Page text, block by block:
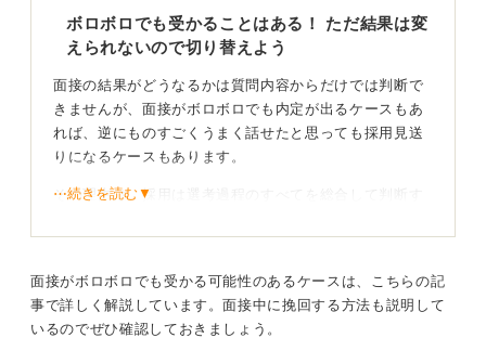
ボロボロでも受かることはある！ ただ結果は変
えられないので切り替えよう
面接の結果がどうなるかは質問内容からだけでは判断で
きませんが、面接がボロボロでも内定が出るケースもあ
れば、逆にものすごくうまく話せたと思っても採用見送
りになるケースもあります。
その理由は、採用は選考過程のすべてを総合して判断す
のときのことを思い出したり、結果を心配したりして
も、選考結果が変わることはありません。
今すべきことは最終面接を受けた会社のことを考えるよ
⋯続きを読む▼
面接がボロボロでも受かる可能性のあるケースは、こちらの記
事で詳しく解説しています。面接中に挽回する方法も説明して
いるのでぜひ確認しておきましょう。